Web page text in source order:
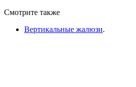
Смотрите также
Вертикальные жалюзи.